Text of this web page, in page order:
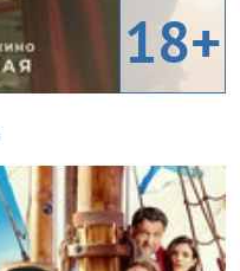
18+